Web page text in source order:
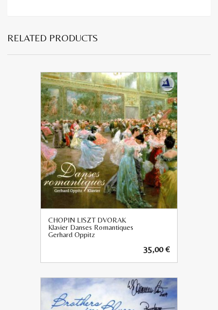
RELATED PRODUCTS
CHOPIN LISZT DVORAK
Klavier Danses Romantiques
Gerhard Oppitz
35,00€